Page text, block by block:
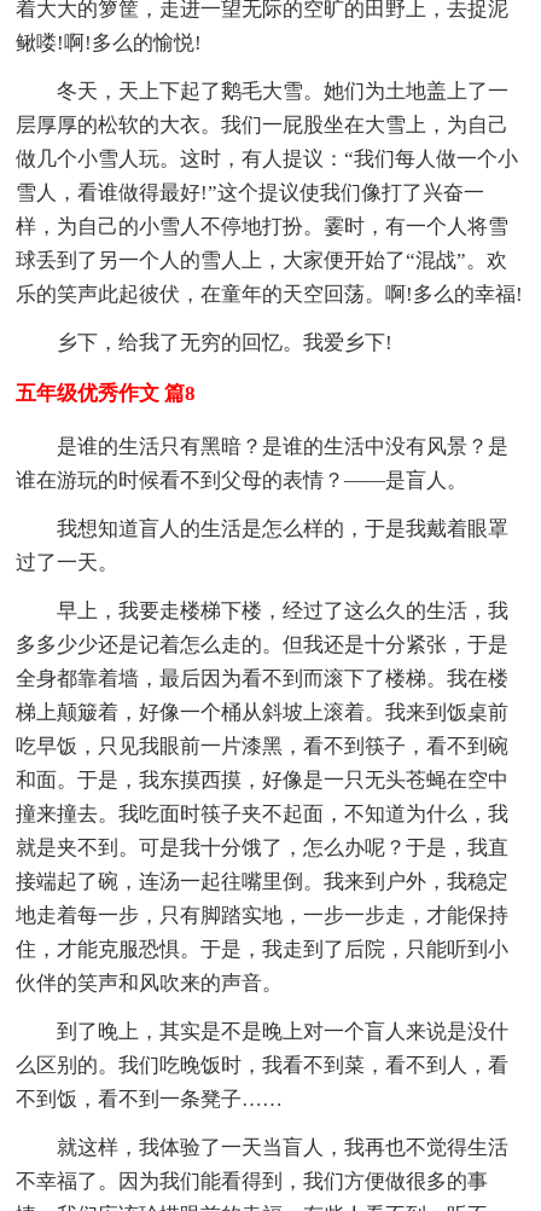
着大大的箩筐，走进一望无际的空旷的田野上，去捉泥
鳅喽!啊!多么的愉悦!
冬天，天上下起了鹅毛大雪。她们为土地盖上了一
层厚厚的松软的大衣。我们一屁股坐在大雪上，为自己
做几个小雪人玩。这时，有人提议：“我们每人做一个小
雪人，看谁做得最好!”这个提议使我们像打了兴奋一
样，为自己的小雪人不停地打扮。霎时，有一个人将雪
球丢到了另一个人的雪人上，大家便开始了“混战”。欢
乐的笑声此起彼伏，在童年的天空回荡。啊!多么的幸福!
乡下，给我了无穷的回忆。我爱乡下!
五年级优秀作文 篇8
是谁的生活只有黑暗？是谁的生活中没有风景？是
谁在游玩的时候看不到父母的表情？——是盲人。
我想知道盲人的生活是怎么样的，于是我戴着眼罩
过了一天。
早上，我要走楼梯下楼，经过了这么久的生活，我
多多少少还是记着怎么走的。但我还是十分紧张，于是
全身都靠着墙，最后因为看不到而滚下了楼梯。我在楼
梯上颠簸着，好像一个桶从斜坡上滚着。我来到饭桌前
吃早饭，只见我眼前一片漆黑，看不到筷子，看不到碗
和面。于是，我东摸西摸，好像是一只无头苍蝇在空中
撞来撞去。我吃面时筷子夹不起面，不知道为什么，我
就是夹不到。可是我十分饿了，怎么办呢？于是，我直
接端起了碗，连汤一起往嘴里倒。我来到户外，我稳定
地走着每一步，只有脚踏实地，一步一步走，才能保持
住，才能克服恐惧。于是，我走到了后院，只能听到小
伙伴的笑声和风吹来的声音。
到了晚上，其实是不是晚上对一个盲人来说是没什
么区别的。我们吃晚饭时，我看不到菜，看不到人，看
不到饭，看不到一条凳子……
就这样，我体验了一天当盲人，我再也不觉得生活
不幸福了。因为我们能看得到，我们方便做很多的事